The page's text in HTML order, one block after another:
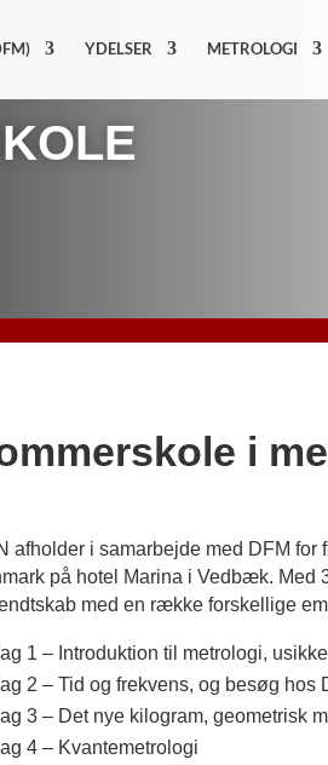
YDELSER METROLOGI
i
afholder i samarbejde med DFM
på hotel Marina i Vedbæk.
med en række forskellige
1 – Introduktion til metrologi,
2 – Tid og frekvens, og besøg hos
3 – Det nye kilogram, geometrisk
4 – Kvantemetrologi